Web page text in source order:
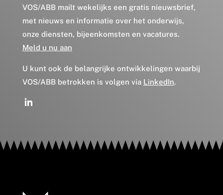
VOS/ABB mailt wekelijks een gratis nieuwsbrief,
met nieuws en informatie over het onderwijs,
onze diensten, bijeenkomsten en vacatures.
Meld u nu aan
U kunt ook de belangrijke ontwikkelingen waarbij
VOS/ABB betrokken is volgen via LinkedIn.